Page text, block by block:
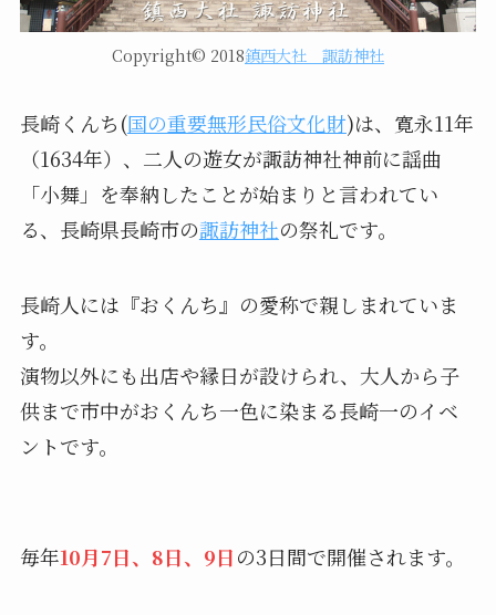
Copyright© 2018鎮西大社 諏訪神社
長崎くんち(国の重要無形民俗文化財)は、寛永11年
（1634年）、二人の遊女が諏訪神社神前に謡曲
「小舞」を奉納したことが始まりと言われてい
る、長崎県長崎市の諏訪神社の祭礼です。
長崎人には『おくんち』の愛称で親しまれていま
す。
演物以外にも出店や縁日が設けられ、大人から子
供まで市中がおくんち一色に染まる長崎一のイベ
ントです。
毎年10月7日、8日、9日の3日間で開催されます。